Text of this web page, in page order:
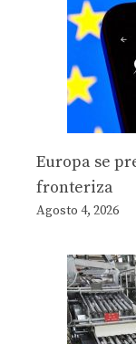
Europa se
fronteriza
Agosto 4, 2026